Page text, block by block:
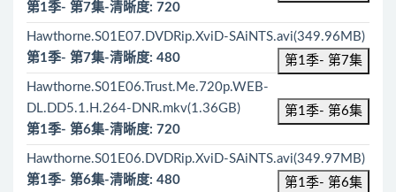
第1季- 第7集-清晰度: 720
Hawthorne.S01E07.DVDRip.XviD-SAiNTS.avi(349.96MB)
第1季- 第7集
第1季- 第7集-清晰度: 480
Hawthorne.S01E06.Trust.Me.720p.WEB-
DL.DD5.1.H.264-DNR.mkv(1.36GB)
第1季- 第6集
第1季- 第6集-清晰度: 720
Hawthorne.S01E06.DVDRip.XviD-SAiNTS.avi(349.97MB)
第1季- 第6集
第1季- 第6集-清晰度: 480